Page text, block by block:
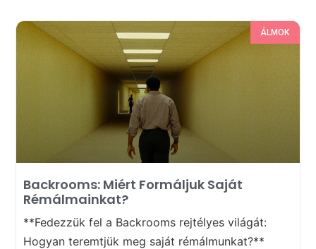
ÁLMOK
Backrooms: Miért Formáljuk Saját
Rémálmainkat?
**Fedezzük fel a Backrooms rejtélyes világát:
Hogyan teremtjük meg saját rémálmunkat?**